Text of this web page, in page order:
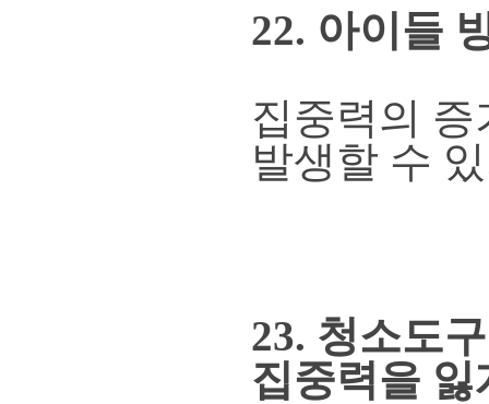
22. 아이들
집중력의
발생할 수
23. 청소도
집중력을 잃